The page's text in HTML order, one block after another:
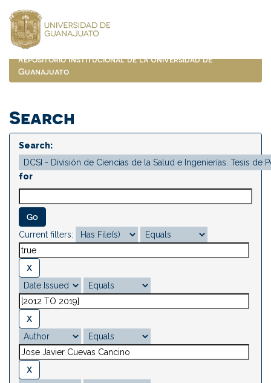
navigation
Repositorio Institucional de la Universidad de
Guanajuato
Search
Search:
for
Current filters: